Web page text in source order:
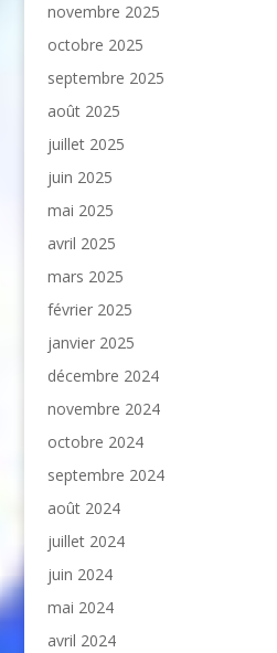
novembre 2025
octobre 2025
septembre 2025
août 2025
juillet 2025
juin 2025
mai 2025
avril 2025
mars 2025
février 2025
janvier 2025
décembre 2024
novembre 2024
octobre 2024
septembre 2024
août 2024
juillet 2024
juin 2024
mai 2024
avril 2024